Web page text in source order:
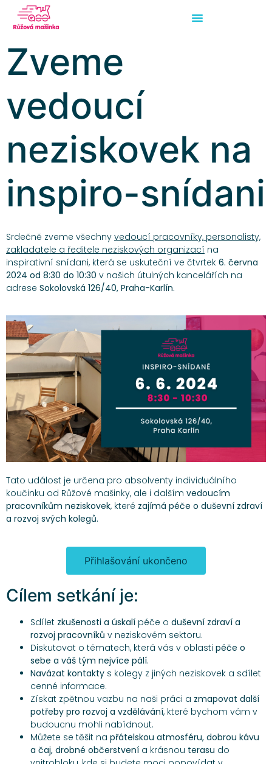
Zveme
vedoucí
neziskovek na
inspiro-snídani
Srdečně zveme všechny vedoucí pracovníky, personalisty,
zakladatele a ředitele neziskových organizací na
inspirativní snídani, která se uskuteční ve čtvrtek 6. června
2024 od 8:30 do 10:30 v našich útulných kancelářích na
adrese Sokolovská 126/40, Praha-Karlín.
Tato událost je určena pro absolventy individuálního
koučinku od Růžové mašinky, ale i dalším vedoucím
pracovníkům neziskovek, které zajímá péče o duševní zdraví
a rozvoj svých kolegů.
Přihlašování ukončeno
Cílem setkání je:
Sdílet zkušenosti a úskalí péče o duševní zdraví a
rozvoj pracovníků v neziskovém sektoru.
Diskutovat o tématech, která vás v oblasti péče o
sebe a váš tým nejvíce pálí.
Navázat kontakty s kolegy z jiných neziskovek a sdílet
cenné informace.
Získat zpětnou vazbu na naši práci a zmapovat další
potřeby pro rozvoj a vzdělávání, které bychom vám v
budoucnu mohli nabídnout.
Můžete se těšit na přátelskou atmosféru, dobrou kávu
a čaj, drobné občerstvení a krásnou terasu do